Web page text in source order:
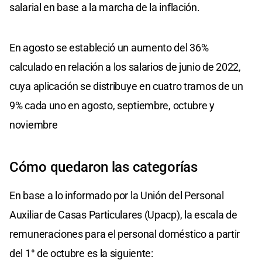
salarial en base a la marcha de la inflación.
En agosto se estableció un aumento del 36%
calculado en relación a los salarios de junio de 2022,
cuya aplicación se distribuye en cuatro tramos de un
9% cada uno en agosto, septiembre, octubre y
noviembre
Cómo quedaron las categorías
En base a lo informado por la Unión del Personal
Auxiliar de Casas Particulares (Upacp), la escala de
remuneraciones para el personal doméstico a partir
del 1° de octubre es la siguiente: